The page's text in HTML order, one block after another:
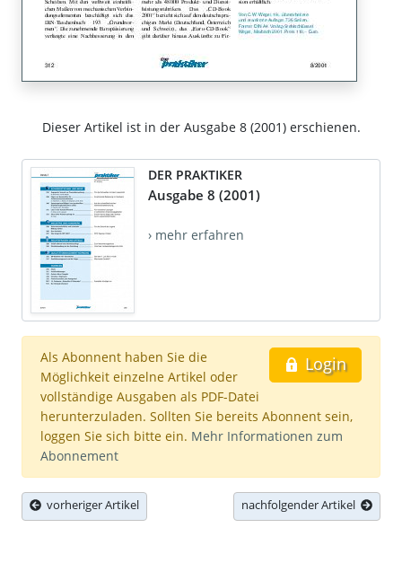
Dieser Artikel ist in der Ausgabe 8 (2001) erschienen.
DER PRAKTIKER
Ausgabe 8 (2001)
› mehr erfahren
Login
Als Abonnent haben Sie die
Möglichkeit einzelne Artikel oder
vollständige Ausgaben als PDF-Datei
herunterzuladen. Sollten Sie bereits Abonnent sein,
loggen Sie sich bitte ein. Mehr Informationen zum
Abonnement
vorheriger Artikel nachfolgender Artikel